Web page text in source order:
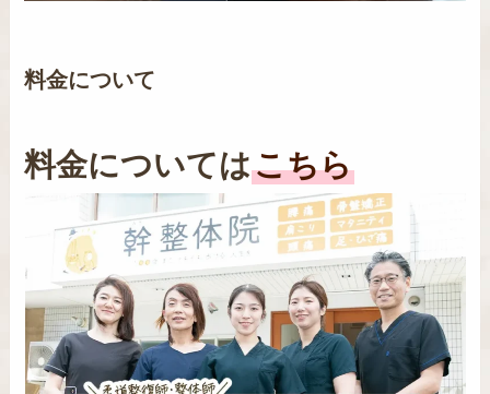
料金について
料金についてはこちら